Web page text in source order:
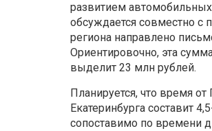
развитием
обсуждается совместно с
региона направлено
Ориентировочно, эта
выделит 23 млн рублей.
Планируется, что время
Екатеринбурга составит
сопоставимо по времени